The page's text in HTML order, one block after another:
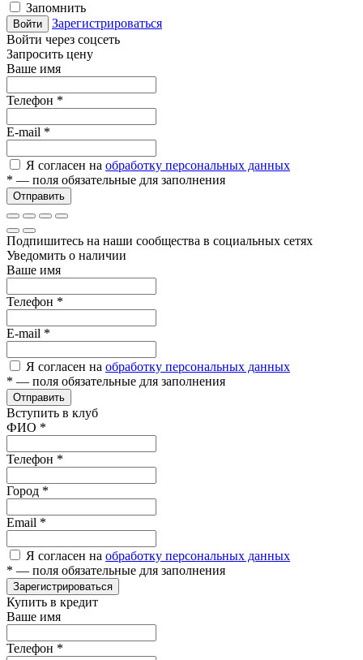
Запомнить
Войти
Зарегистрироваться
Войти через соцсеть
Запросить цену
Ваше имя
Телефон *
E-mail *
Я согласен на обработку персональных данных
* — поля обязательные для заполнения
Отправить
Подпишитесь на наши сообщества в социальных сетях
Уведомить о наличии
Ваше имя
Телефон *
E-mail *
Я согласен на обработку персональных данных
* — поля обязательные для заполнения
Отправить
Вступить в клуб
ФИО *
Телефон *
Город *
Email *
Я согласен на обработку персональных данных
* — поля обязательные для заполнения
Зарегистрироваться
Купить в кредит
Ваше имя
Телефон *